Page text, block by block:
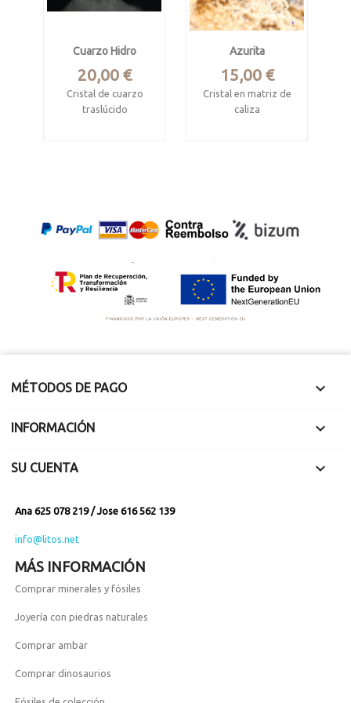
Muy estética
Cuarzo Hidro
Precio
20,00 €
Cristal de cuarzo
traslúcido
Mide 4.4 x 2.5 x 2.3
Azurita
Precio
15,00 €
Cristal en matriz de
caliza
MÉTODOS DE PAGO 
INFORMACIÓN 
SU CUENTA 
Ana 625 078 219 / Jose 616 562 139
info@litos.net
MÁS INFORMACIÓN
Comprar minerales y fósiles
Joyería con piedras naturales
Comprar ambar
Comprar dinosaurios